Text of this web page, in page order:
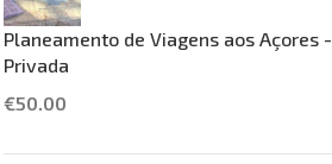
Planeamento de Viagens aos Açores
Privada
€50.00